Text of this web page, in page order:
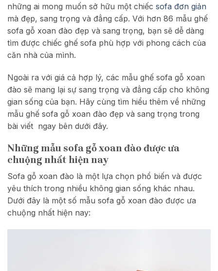
những ai mong muốn sở hữu một chiếc sofa đơn giản
mà đẹp, sang trọng và đẳng cấp. Với hơn 86 mẫu ghế
sofa gỗ xoan đào đẹp và sang trọng, bạn sẽ dễ dàng
tìm được chiếc ghế sofa phù hợp với phong cách của
căn nhà của mình.
Ngoài ra với giá cả hợp lý, các mẫu ghế sofa gỗ xoan
đào sẽ mang lại sự sang trọng và đẳng cấp cho không
gian sống của bạn. Hãy cùng tìm hiểu thêm về những
mẫu ghế sofa gỗ xoan đào đẹp và sang trọng trong
bài viết ngay bên dưới đây.
Những mẫu sofa gỗ xoan đào được ưa
chuộng nhất hiện nay
Sofa gỗ xoan đào là một lựa chọn phổ biến và được
yêu thích trong nhiều không gian sống khác nhau.
Dưới đây là một số mẫu sofa gỗ xoan đào được ưa
chuộng nhất hiện nay: